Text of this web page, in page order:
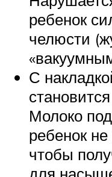
ребенок
челюсти
С
Молоко
ребенок
чтобы